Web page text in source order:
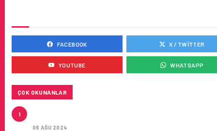
FACEBOOK X / TWITTER
YOUTUBE WHATSAPP
ÇOK OKUNANLAR
1
06 AĞU 2024